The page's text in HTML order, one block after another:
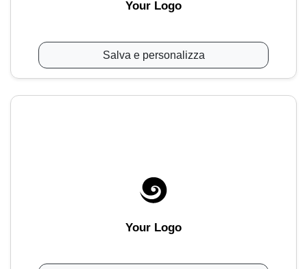
Your Logo
Salva e personalizza
Your Logo